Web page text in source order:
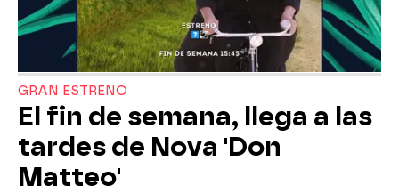
GRAN ESTRENO
El fin de semana, llega a las
tardes de Nova 'Don
Matteo'